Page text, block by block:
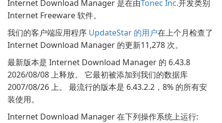
Internet Download Manager 是在由Tonec Inc.开发类别
Internet Freeware 软件。
我们的客户端应用程序 UpdateStar 的用户在上个月检查了
Internet Download Manager 的更新11,278 次。
最新版本是 Internet Download Manager 的 6.43.8
2026/08/08 上释放。 它最初被添加到我们的数据库
2007/08/26 上。 最流行的版本是 6.43.2.2，8% 的所有安
装使用。
Internet Download Manager 在下列操作系统上运行: